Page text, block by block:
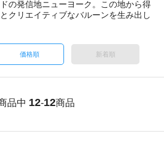
の発信地ニューヨーク。この地から得
クリエイティブなバルーンを生み出し
価格順 新着順
品中 12-12商品